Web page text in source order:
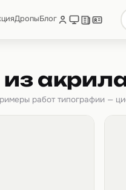
ДропыБлог
работ типографии —